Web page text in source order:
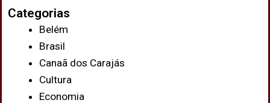
Categorias
Belém
Brasil
Canaã dos Carajás
Cultura
Economia